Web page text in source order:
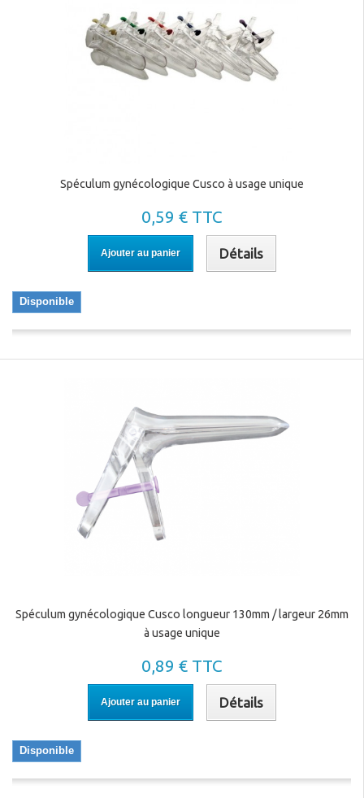
Spéculum gynécologique Cusco à usage unique
0,59 € TTC
Ajouter au panier Détails
Disponible
Spéculum gynécologique Cusco longueur 130mm / largeur 26mm
à usage unique
0,89 € TTC
Ajouter au panier Détails
Disponible